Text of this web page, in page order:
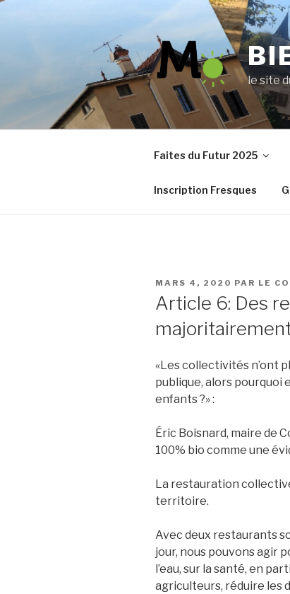
Aller
le site
Faites du Futur 2025
Inscription Fresques
PUBLIÉ
MARS 4, 2020 PAR LE
Article 6: Des
«Les collectivités n’ont
publique, alors pourquoi
enfants ?» :
Éric Boisnard, maire de
100% bio comme une
La restauration
territoire.
Avec deux restaurants
jour, nous pouvons agir
l’eau, sur la santé, en
agriculteurs, réduire les